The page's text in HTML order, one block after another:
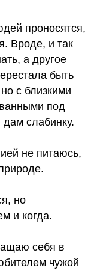
проносятся,
Вроде, и так
а другое
быть
с близкими
под
дам слабинку.
не питаюсь,
но
и когда.
себя в
чужой